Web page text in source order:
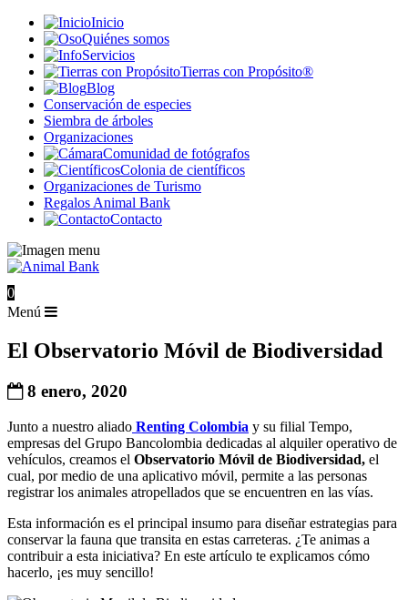
Inicio
Quiénes somos
Servicios
Tierras con Propósito®
Blog
Conservación de especies
Siembra de árboles
Organizaciones
Comunidad de fotógrafos
Colonia de científicos
Organizaciones de Turismo
Regalos Animal Bank
Contacto
0
Menú
El Observatorio Móvil de Biodiversidad
8 enero, 2020
Junto a nuestro aliado Renting Colombia y su filial Tempo,
empresas del Grupo Bancolombia dedicadas al alquiler operativo de
vehículos, creamos el Observatorio Móvil de Biodiversidad, el
cual, por medio de una aplicativo móvil, permite a las personas
registrar los animales atropellados que se encuentren en las vías.
Esta información es el principal insumo para diseñar estrategias para
conservar la fauna que transita en estas carreteras. ¿Te animas a
contribuir a esta iniciativa? En este artículo te explicamos cómo
hacerlo, ¡es muy sencillo!